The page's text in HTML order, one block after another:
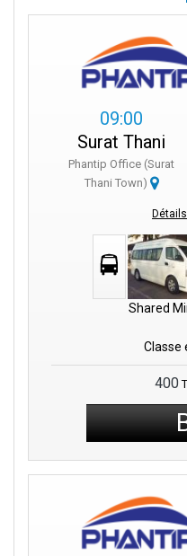
09:00
Surat Thani
Phantip Office (Surat
Thani Town)
Shared
Classe
400